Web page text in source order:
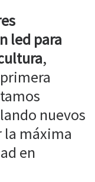
led para
,
nuevos
la máxima
en